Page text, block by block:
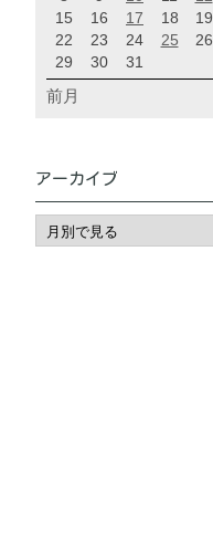
15
16 17 18 19
22
23 24 25 26
29
30 31
前月
アーカイブ